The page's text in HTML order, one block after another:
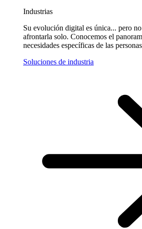
Industrias
Su evolución digital es única... pero
afrontarla solo. Conocemos el
necesidades específicas de las
Soluciones de industria